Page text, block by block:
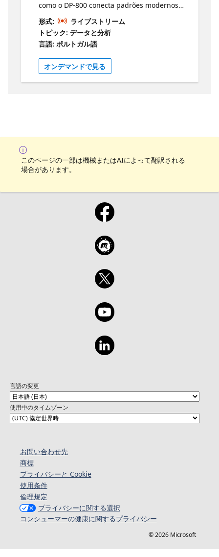
como o DP-800 conecta padrões modernos
de IA diretamente às suas soluções SQL.
Vamos explicar o que o exame espera sobre
embeddings, vetores, busca inteligente e
retrieval augmented generation (RAG)
traduzindo tudo em conceitos práticos e
aplicáveis.
形式:
ライブストリーム
トピック: データと分析
言語: ポルトガル語
オンデマンドで見る
このページの一部は機械またはAIによって翻訳される
場合があります。
言語の変更
使用中のタイムゾーン
お問い合わせ先
商標
プライバシーと Cookie
使用条件
倫理規定
プライバシーに関する選択
コンシューマーの健康に関するプライバシー
© 2026 Microsoft